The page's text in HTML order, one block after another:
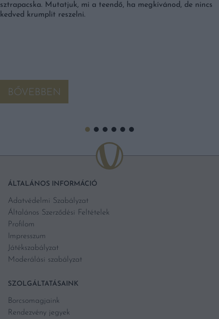
sztrapacska. Mutatjuk, mi a teendő, ha megkívánod, de nincs
kedved krumplit reszelni.
BŐVEBBEN
ÁLTALÁNOS INFORMÁCIÓ
Adatvédelmi Szabályzat
Általános Szerződési Feltételek
Profilom
Impresszum
Játékszabályzat
Moderálási szabályzat
SZOLGÁLTATÁSAINK
Borcsomagjaink
Rendezvény jegyek